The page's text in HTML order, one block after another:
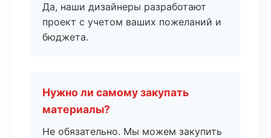
Да, наши дизайнеры разработают
проект с учетом ваших пожеланий и
бюджета.
Нужно ли самому закупать
материалы?
Не обязательно. Мы можем закупить